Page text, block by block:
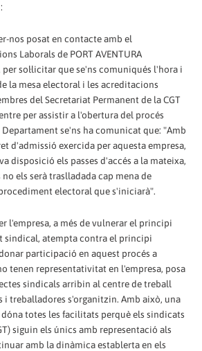
nos posat en contacte amb el
Laborals de PORT AVENTURA
per sol·licitar que se'ns comuniqués l'hora i
la mesa electoral i les acreditacions
del Secretariat Permanent de la CGT
per assistir a l'obertura del procés
se'ns ha comunicat que: "Amb
d'admissió exercida per aquesta empresa,
disposició els passes d'accés a la mateixa,
els serà traslladada cap mena de
electoral que s'iniciarà".
l'empresa, a més de vulnerar el principi
sindical, atempta contra el principi
participació en aquest procés a
tenen representativitat en l'empresa, posa
sindicals arribin al centre de treball
i treballadores s'organitzin. Amb això, una
dóna totes les facilitats perquè els sindicats
siguin els únics amb representació als
amb la dinàmica establerta en els